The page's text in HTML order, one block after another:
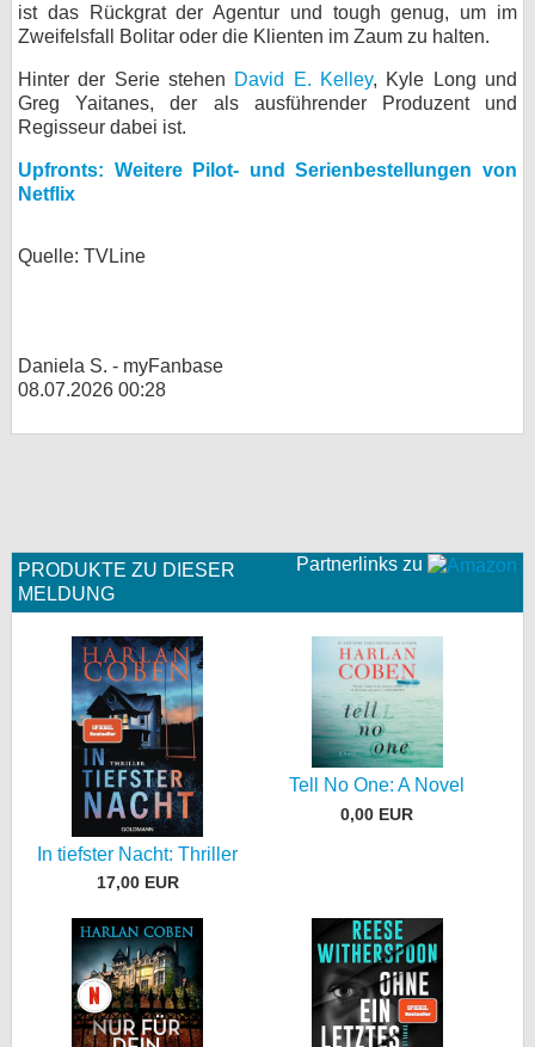
ist das Rückgrat der Agentur und tough genug, um im
Zweifelsfall Bolitar oder die Klienten im Zaum zu halten.
Hinter der Serie stehen David E. Kelley, Kyle Long und
Greg Yaitanes, der als ausführender Produzent und
Regisseur dabei ist.
Upfronts: Weitere Pilot- und Serienbestellungen von
Netflix
Quelle: TVLine
Daniela S. - myFanbase
08.07.2026 00:28
Partnerlinks zu
PRODUKTE ZU DIESER
MELDUNG
In tiefster Nacht: Thriller
17,00 EUR
Tell No One: A Novel
0,00 EUR